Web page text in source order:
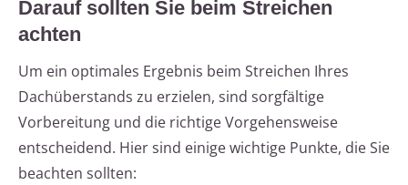
Darauf sollten Sie beim Streichen
achten
Um ein optimales Ergebnis beim Streichen Ihres
Dachüberstands zu erzielen, sind sorgfältige
Vorbereitung und die richtige Vorgehensweise
entscheidend. Hier sind einige wichtige Punkte, die Sie
beachten sollten: